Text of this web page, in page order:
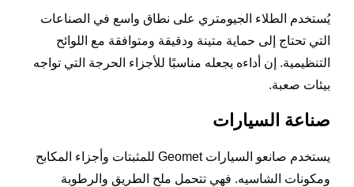
يُستخدم الطلاء الجيومتري على نطاق واسع في الصناعات
التي تحتاج إلى حماية متينة ودقيقة ومتوافقة مع اللوائح
التنظيمية. إن أداءه يجعله مناسبًا للأجزاء الحرجة التي تواجه
بيئات صعبة.
صناعة السيارات
يستخدم صانعو السيارات Geomet للمثبتات وأجزاء المكابح
ومكونات الشاسيه. فهي تتحمل ملح الطريق والرطوبة